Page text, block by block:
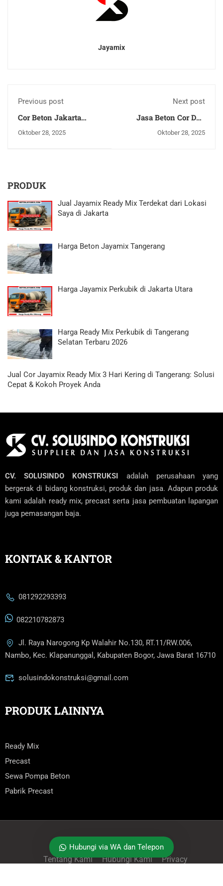
Jayamix
Previous post
Cor Beton Jakarta
Oktober 28, 2025
Next post
Jasa Beton Cor Dak
Berkualitas di Jakarta
Oktober 28, 2025
PRODUK
Jual Jayamix Ready Mix Terdekat dari Lokasi
Saya di Jakarta
Harga Beton Jayamix Tangerang
Harga Jayamix Perkubik di Jakarta Utara
Harga Ready Mix Perkubik di Tangerang
Selatan Terbaru 2026
Jual Cor Jayamix Ready Mix 3 Hari Kering di Tangerang: Solusi
Cepat & Kokoh Proyek Anda
CV. SOLUSINDO KONSTRUKSI adalah perusahaan yang
bergerak di bidang konstruksi, produk dan jasa. Adapun produk
kami adalah ready mix, precast serta jasa pembuatan lapangan
juga pemasangan baja.
KONTAK & KANTOR
081292293393
082210782873
Jl. Raya Narogong Kp Walahir No.130, RT.11/RW.006,
Nambo, Kec. Klapanunggal, Kabupaten Bogor, Jawa Barat 16710
solusindokonstruksi@gmail.com
PRODUK LAINNYA
Ready Mix
Precast
Sewa Pompa Beton
Pabrik Precast
SOLUSINDOJAYAMIX– ©SKGROUP 2024
Tentang Kami Hubungi Kami Privacy
Hubungi via WA dan Telepon